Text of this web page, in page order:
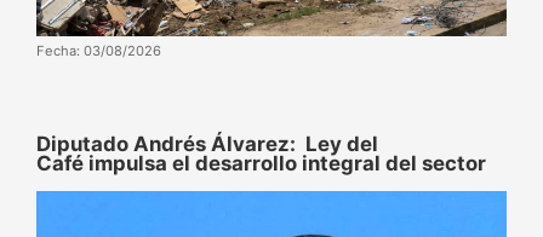
Fecha: 03/08/2026
Diputado Andrés Álvarez: Ley del
Café impulsa el desarrollo integral del sector